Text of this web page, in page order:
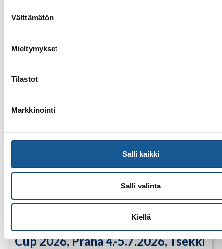
valinta
Välttämätön
Mieltymykset
Tilastot
Markkinointi
Salli kaikki
Salli valinta
Kiellä
13.7.2026
Yksittäisiä otteluvoittoja Paksin
Cupista
Tuomariraportti, Junior European
Cup 2026, Praha 4.-5.7.2026, Tsekki